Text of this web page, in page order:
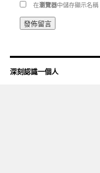
在瀏覽器中儲存顯示名
深刻認識一個人